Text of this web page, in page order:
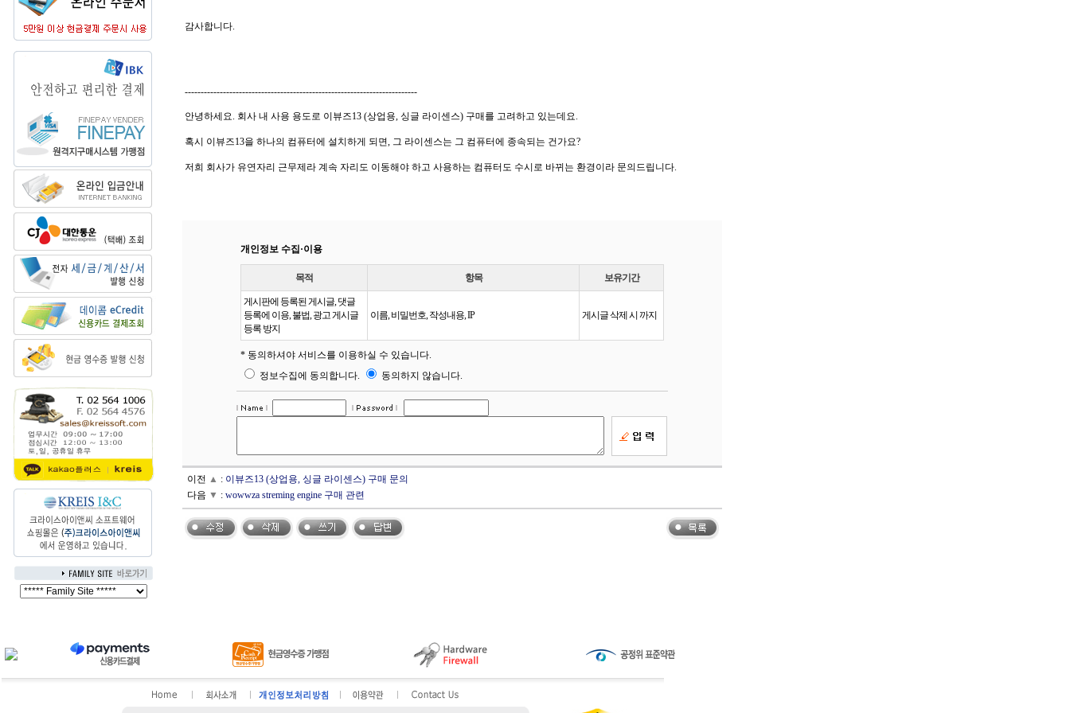
감사합니다.
-------------------------------------------------------------------------
안녕하세요. 회사 내 사용 용도로 이뷰즈13 (상업용, 싱글 라이센스) 구매를 고려하고 있는데요.
혹시 이뷰즈13을 하나의 컴퓨터에 설치하게 되면, 그 라이센스는 그 컴퓨터에 종속되는 건가요?
저희 회사가 유연자리 근무제라 계속 자리도 이동해야 하고 사용하는 컴퓨터도 수시로 바뀌는 환경이라 문의드립니다.
개인정보 수집·이용
목적 항목 보유기간
게시판에 등록된 게시글, 댓글
등록에 이용, 불법, 광고 게시글
등록 방지
이름, 비밀번호, 작성내용, IP 게시글 삭제 시 까지
* 동의하셔야 서비스를 이용하실 수 있습니다.
정보수집에 동의합니다.
동의하지 않습니다.
이전 ▲ : 이뷰즈13 (상업용, 싱글 라이센스) 구매 문의
다음 ▼ : wowwza streming engine 구매 관련